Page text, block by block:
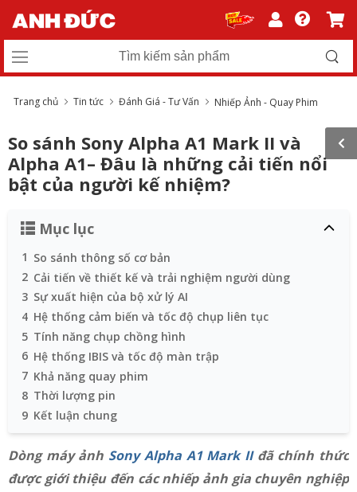
Trang chủ Tin tức Đánh Giá - Tư Vấn Nhiếp Ảnh - Quay Phim
So sánh Sony Alpha A1 Mark II và
Alpha A1– Đâu là những cải tiến nổi
bật của người kế nhiệm?
Mục lục
1 So sánh thông số cơ bản
2 Cải tiến về thiết kế và trải nghiệm người dùng
3 Sự xuất hiện của bộ xử lý AI
4 Hệ thống cảm biến và tốc độ chụp liên tục
5 Tính năng chụp chồng hình
6 Hệ thống IBIS và tốc độ màn trập
7 Khả năng quay phim
8 Thời lượng pin
9 Kết luận chung
Dòng máy ảnh Sony Alpha A1 Mark IIđã chính thức
được giới thiệu đến các nhiếp ảnh gia chuyên nghiệp